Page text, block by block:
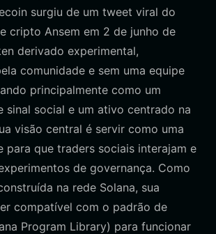
surgiu de um tweet viral do
cripto Ansem em 2 de junho de
derivado experimental,
comunidade e sem uma equipe
principalmente como um
sinal social e um ativo centrado na
visão central é servir como uma
para que traders sociais interajam e
de governança. Como
na rede Solana, sua
compatível com o padrão de
Program Library) para funcionar